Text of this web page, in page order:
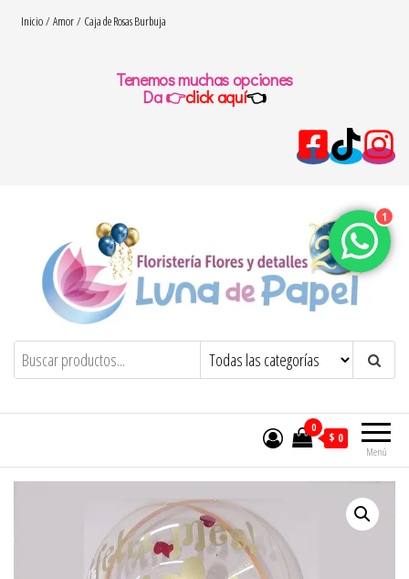
SaltarInicio/Amor/ Caja de Rosas Burbuja
Tenemos muchas opciones
Da 👉click aquí👈
floresydetalles.com.coFlores y detalles – Luna de papel
Menú
0
$ 0
1